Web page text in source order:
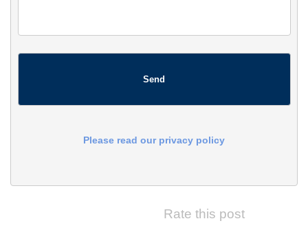
Please read our privacy policy
Rate this post